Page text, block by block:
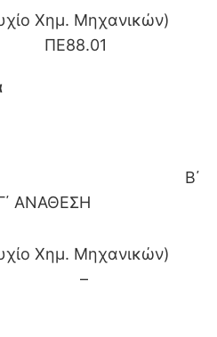
Χημ. Μηχανικών)
ΠΕ88.01
Β΄
Χημ. Μηχανικών)
05) –